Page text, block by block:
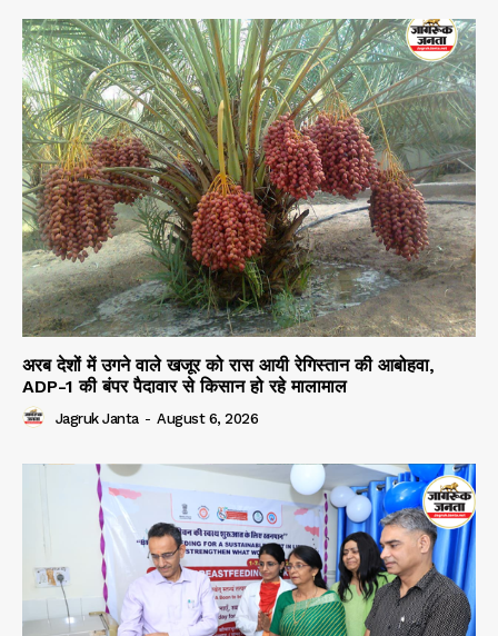
अरब देशों में उगने वाले खजूर को रास आयी रेगिस्तान की आबोहवा,
ADP-1 की बंपर पैदावार से किसान हो रहे मालामाल
Jagruk Janta - August 6, 2026